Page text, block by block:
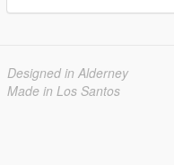
Designed in Alderney
Made in Los Santos